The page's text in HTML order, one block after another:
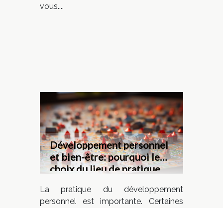
vous....
Développement personnel
et bien-être: pourquoi le
choix du lieu de pratique
La pratique du développement
personnel est importante. Certaines